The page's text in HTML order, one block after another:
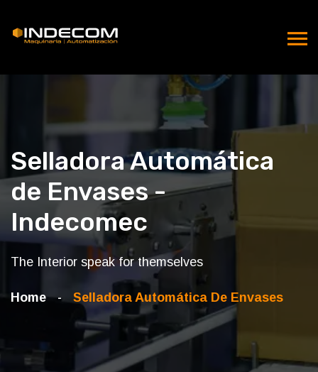
Selladora Automática
de Envases -
Indecomec
The Interior speak for themselves
Home Selladora Automática De Envases